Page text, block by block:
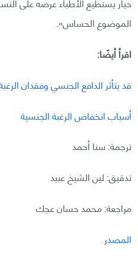
الموضوع الحساس».
اقرأ أيضًا:
قد يتأثر الدافع الجنسي وفقدان
أسباب انخفاض الرغبة الجنسية
ترجمة: سنا أحمد
تدقيق: لين الشيخ عبيد
مراجعة: محمد حسان عجك
المصدر